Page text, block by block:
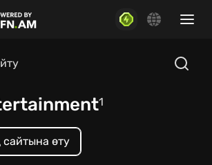
1
сайтына өту